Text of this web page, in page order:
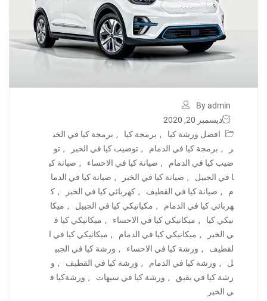
By admin
ديسمبر 20, 2020
افضل ورشة كيا
, برمجة كيا , برمجة كيا في الخب
ر
, برمجة كيا في الدمام , توضيب كيا في الخبر , تو
ضيب كيا في الدمام
, صيانة كيا في الاحساء , صيانة كي
ا في الجبيل
, صيانة كيا في الخبر , صيانة كيا في الدما
م
, صيانة كيا في القطيف , كهربائي كيا في الخبر , ك
هربائي كيا في الدمام
, مكيانيكي كيا في الجبيل , ميكا
نيكي كيا
, ميكانيكي كيا في الاحساء , ميكانيكي كيا ف
ي الخبر
, ميكانيكي كيا في الدمام , ميكانيكي كيا في ا
لقطيف
, ورشة كيا في الاحساء , ورشة كيا في الجبي
ل
, ورشة كيا في الدمام , ورشة كيا في القطيف , و
رشة كيا في بقيق
, ورشة كيا في سيهات , ورشةكيا ف
ي الخبر